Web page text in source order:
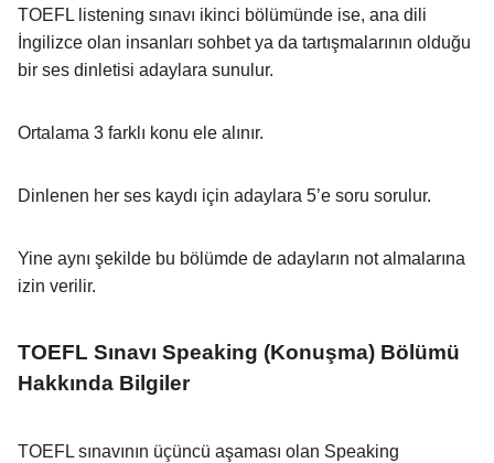
TOEFL listening sınavı ikinci bölümünde ise, ana dili
İngilizce olan insanları sohbet ya da tartışmalarının olduğu
bir ses dinletisi adaylara sunulur.
Ortalama 3 farklı konu ele alınır.
Dinlenen her ses kaydı için adaylara 5’e soru sorulur.
Yine aynı şekilde bu bölümde de adayların not almalarına
izin verilir.
TOEFL Sınavı Speaking (Konuşma) Bölümü
Hakkında Bilgiler
TOEFL sınavının üçüncü aşaması olan Speaking